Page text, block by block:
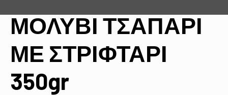
ΜΟΛΥΒΙ ΤΣΑΠΑΡΙ
ΜΕ ΣΤΡΙΦΤΑΡΙ
350gr